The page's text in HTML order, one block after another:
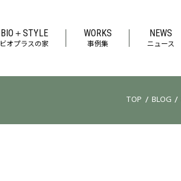
BIO＋STYLE
ビオプラスの家
WORKS
事例集
NEWS
ニュース
TOP /BLOG /